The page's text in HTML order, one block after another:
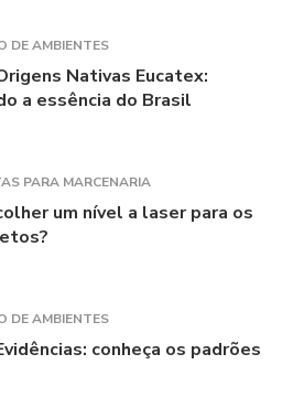
DE AMBIENTES
Nativas Eucatex:
a essência do Brasil
PARA MARCENARIA
um nível a laser para os
DE AMBIENTES
conheça os padrões